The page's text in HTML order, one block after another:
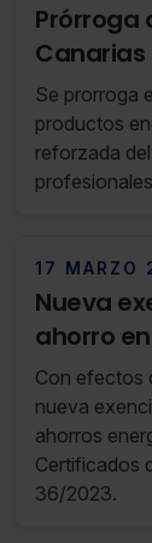
Prórroga
Canarias
Se prorroga
productos
reforzada
17 MARZO
Nueva
ahorro
Con efectos
nueva
ahorros
Certificados
36/2023.